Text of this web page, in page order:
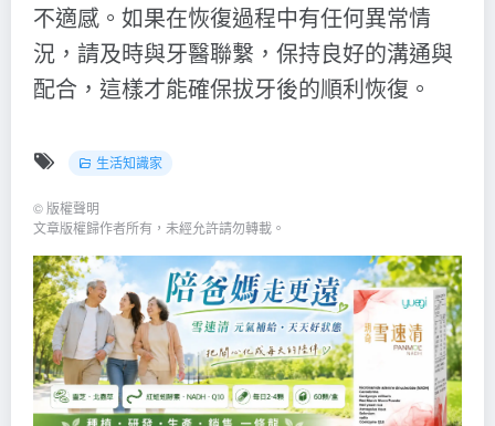
不適感。如果在恢復過程中有任何異常情
況，請及時與牙醫聯繫，保持良好的溝通與
配合，這樣才能確保拔牙後的順利恢復。
生活知識家
© 版權聲明
文章版權歸作者所有，未經允許請勿轉載。